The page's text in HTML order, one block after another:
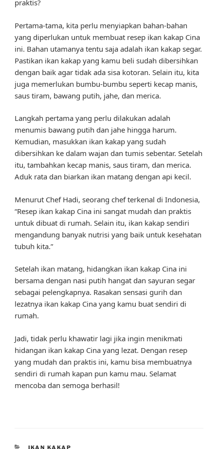
praktis?
Pertama-tama, kita perlu menyiapkan bahan-bahan
yang diperlukan untuk membuat resep ikan kakap Cina
ini. Bahan utamanya tentu saja adalah ikan kakap segar.
Pastikan ikan kakap yang kamu beli sudah dibersihkan
dengan baik agar tidak ada sisa kotoran. Selain itu, kita
juga memerlukan bumbu-bumbu seperti kecap manis,
saus tiram, bawang putih, jahe, dan merica.
Langkah pertama yang perlu dilakukan adalah
menumis bawang putih dan jahe hingga harum.
Kemudian, masukkan ikan kakap yang sudah
dibersihkan ke dalam wajan dan tumis sebentar. Setelah
itu, tambahkan kecap manis, saus tiram, dan merica.
Aduk rata dan biarkan ikan matang dengan api kecil.
Menurut Chef Hadi, seorang chef terkenal di Indonesia,
“Resep ikan kakap Cina ini sangat mudah dan praktis
untuk dibuat di rumah. Selain itu, ikan kakap sendiri
mengandung banyak nutrisi yang baik untuk kesehatan
tubuh kita.”
Setelah ikan matang, hidangkan ikan kakap Cina ini
bersama dengan nasi putih hangat dan sayuran segar
sebagai pelengkapnya. Rasakan sensasi gurih dan
lezatnya ikan kakap Cina yang kamu buat sendiri di
rumah.
Jadi, tidak perlu khawatir lagi jika ingin menikmati
hidangan ikan kakap Cina yang lezat. Dengan resep
yang mudah dan praktis ini, kamu bisa membuatnya
sendiri di rumah kapan pun kamu mau. Selamat
mencoba dan semoga berhasil!
CATEGORIES